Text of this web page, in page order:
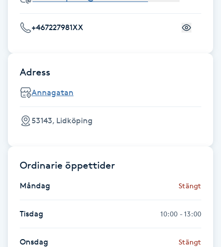
Fet hårbotten
Fettreducering
Fibromassage
Fotmassage
Fotsvamp
+467227981XX
Adress
Annagatan
53143, Lidköping
Ordinarie öppettider
Måndag Stängt
Tisdag 10:00 - 13:00
Onsdag Stängt